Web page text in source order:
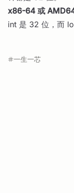
x86-64 或
int 是 32 位，而
一生一芯